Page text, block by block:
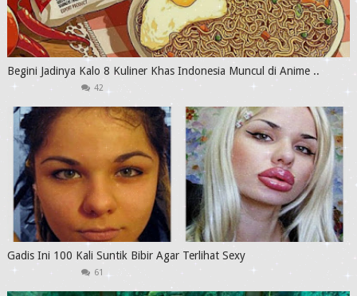
Begini Jadinya Kalo 8 Kuliner Khas Indonesia Muncul di Anime ..
42
Gadis Ini 100 Kali Suntik Bibir Agar Terlihat Sexy
61